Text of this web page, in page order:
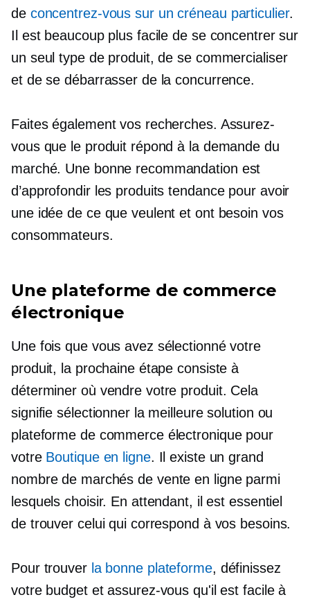
de concentrez-vous sur un créneau particulier.
Il est beaucoup plus facile de se concentrer sur
un seul type de produit, de se commercialiser
et de se débarrasser de la concurrence.
Faites également vos recherches. Assurez-
vous que le produit répond à la demande du
marché. Une bonne recommandation est
d’approfondir les produits tendance pour avoir
une idée de ce que veulent et ont besoin vos
consommateurs.
Une plateforme de commerce
électronique
Une fois que vous avez sélectionné votre
produit, la prochaine étape consiste à
déterminer où vendre votre produit. Cela
signifie sélectionner la meilleure solution ou
plateforme de commerce électronique pour
votre Boutique en ligne. Il existe un grand
nombre de marchés de vente en ligne parmi
lesquels choisir. En attendant, il est essentiel
de trouver celui qui correspond à vos besoins.
Pour trouver la bonne plateforme, définissez
votre budget et assurez-vous qu'il est facile à